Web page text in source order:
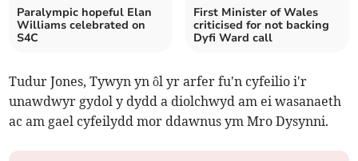
Paralympic hopeful Elan
Williams celebrated on
S4C
First Minister of Wales
criticised for not backing
Dyfi Ward call
Tudur Jones, Tywyn yn ôl yr arfer fu'n cyfeilio i'r
unawdwyr gydol y dydd a diolchwyd am ei wasanaeth
ac am gael cyfeilydd mor ddawnus ym Mro Dysynni.